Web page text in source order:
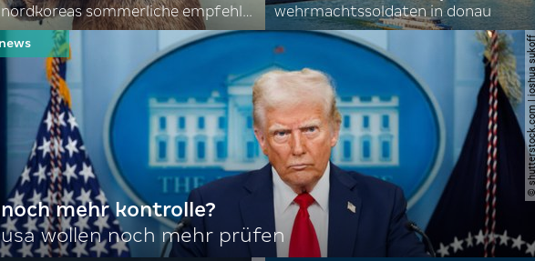
nordkoreas sommerliche empfehlungen
wehrmachtssoldaten in donau
©
noch mehr kontrolle?
usa wollen noch mehr prüfen